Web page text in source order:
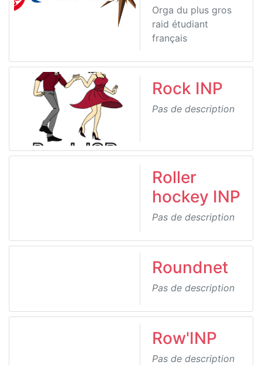
Orga du plus gros
raid étudiant
français
Rock INP
Pas de description
Roller
hockey INP
Pas de description
Roundnet
Pas de description
Row'INP
Pas de description